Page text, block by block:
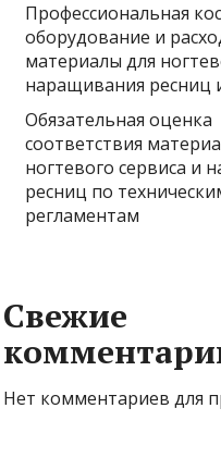
Профессиональная
оборудование и
материалы для
наращивания ресниц
Обязательная оценка
соответствия
ногтевого сервиса и
ресниц по
регламентам
Свежие
Нет комментариев для